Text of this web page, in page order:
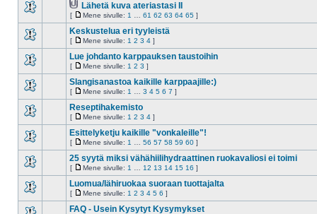
lukemattomia
liitteet
Lähetä kuva ateriastasi II
[
Mene
sivulle
Mene sivulle: 1 61 62 63 64 65 ]
lukemattomia
Keskustelua eri tyyleistä
[
Mene
sivulle
Mene sivulle: 1 2 3 4 ]
lukemattomia
Lue johdanto karppauksen taustoihin
[
Mene
sivulle
Mene sivulle: 1 2 3 ]
lukemattomia
Slangisanastoa kaikille karppaajille:)
[
Mene
sivulle
Mene sivulle: 1 3 4 5 6 7 ]
lukemattomia
Reseptihakemisto
[
Mene
sivulle
Mene sivulle: 1 2 3 4 ]
lukemattomia
Esittelyketju kaikille "vonkaleille"!
[
Mene
sivulle
Mene sivulle: 1 56 57 58 59 60 ]
lukemattomia
25 syytä miksi vähähiilihydraattinen ruokavaliosi ei toimi
[
Mene
sivulle
Mene sivulle: 1 12 13 14 15 16 ]
lukemattomia
Luomua/lähiruokaa suoraan tuottajalta
[
Mene
sivulle
Mene sivulle: 1 2 3 4 5 6 ]
FAQ - Usein Kysytyt Kysymykset